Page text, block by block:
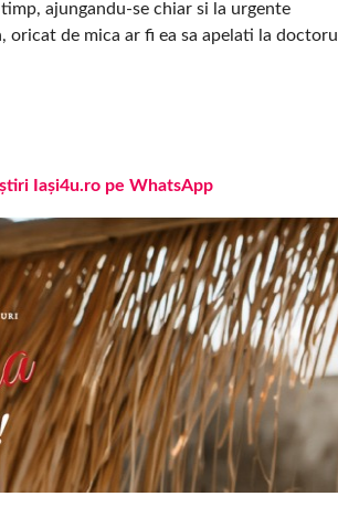
ajungandu-se chiar si la urgente
de mica ar fi ea sa apelati la doctorul
Iași4u.ro pe WhatsApp